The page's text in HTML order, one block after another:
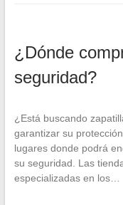
¿Dónde
seguridad?
¿Está buscando
garantizar su
lugares donde podrá
su seguridad. Las
especializadas en los…